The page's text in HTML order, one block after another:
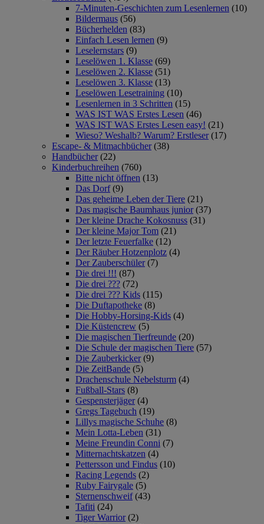
7-Minuten-Geschichten zum Lesenlernen (10)
Bildermaus (56)
Bücherhelden (83)
Einfach Lesen lernen (9)
Leselernstars (9)
Leselöwen 1. Klasse (69)
Leselöwen 2. Klasse (51)
Leselöwen 3. Klasse (13)
Leselöwen Lesetraining (10)
Lesenlernen in 3 Schritten (15)
WAS IST WAS Erstes Lesen (46)
WAS IST WAS Erstes Lesen easy! (21)
Wieso? Weshalb? Warum? Erstleser (17)
Escape- & Mitmachbücher (38)
Handbücher (22)
Kinderbuchreihen (760)
Bitte nicht öffnen (13)
Das Dorf (9)
Das geheime Leben der Tiere (21)
Das magische Baumhaus junior (37)
Der kleine Drache Kokosnuss (31)
Der kleine Major Tom (21)
Der letzte Feuerfalke (12)
Der Räuber Hotzenplotz (4)
Der Zauberschüler (7)
Die drei !!! (87)
Die drei ??? (72)
Die drei ??? Kids (115)
Die Duftapotheke (8)
Die Hobby-Horsing-Kids (4)
Die Küstencrew (5)
Die magischen Tierfreunde (20)
Die Schule der magischen Tiere (57)
Die Zauberkicker (9)
Die ZeitBande (5)
Drachenschule Nebelsturm (4)
Fußball-Stars (8)
Gespensterjäger (4)
Gregs Tagebuch (19)
Lillys magische Schuhe (8)
Mein Lotta-Leben (31)
Meine Freundin Conni (7)
Mitternachtskatzen (4)
Pettersson und Findus (10)
Racing Legends (2)
Ruby Fairygale (5)
Sternenschweif (43)
Tafiti (24)
Tiger Warrior (2)